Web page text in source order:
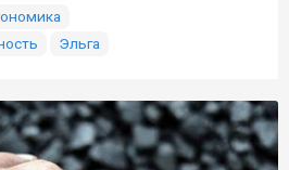
Эльга